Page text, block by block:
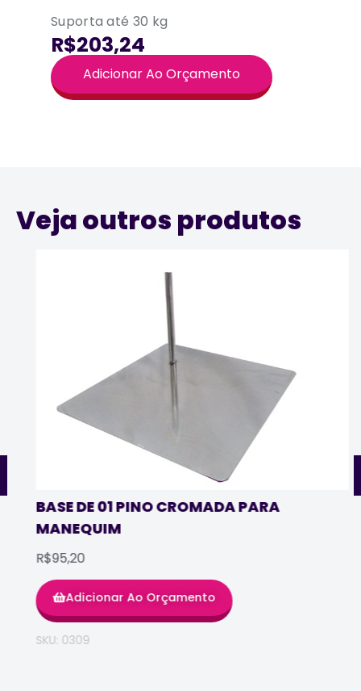
Suporta até 30 kg
R$203,24
Adicionar Ao Orçamento
Veja outros produtos
BASE DE 01 PINO CROMADA PARA
MANEQUIM
R$95,20
Adicionar Ao Orçamento
SKU: 0309